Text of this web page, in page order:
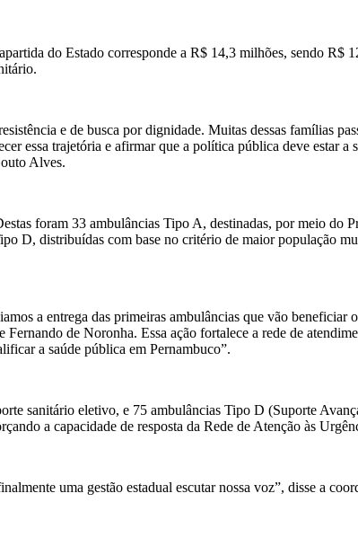
do Estado corresponde a R$ 14,3 milhões, sendo R$
e de busca por dignidade. Muitas dessas famílias
essa trajetória e afirmar que a política pública deve estar a
Alves.
foram 33 ambulâncias Tipo A, destinadas, por meio do
D, distribuídas com base no critério de maior população
a entrega das primeiras ambulâncias que vão beneficiar
de Noronha. Essa ação fortalece a rede de
a saúde pública em Pernambuco”.
sanitário eletivo, e 75 ambulâncias Tipo D (Suporte
a capacidade de resposta da Rede de Atenção às
uma gestão estadual escutar nossa voz”, disse a